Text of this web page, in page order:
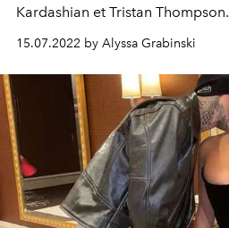
Kardashian et Tristan Thompson.
15.07.2022 by Alyssa Grabinski